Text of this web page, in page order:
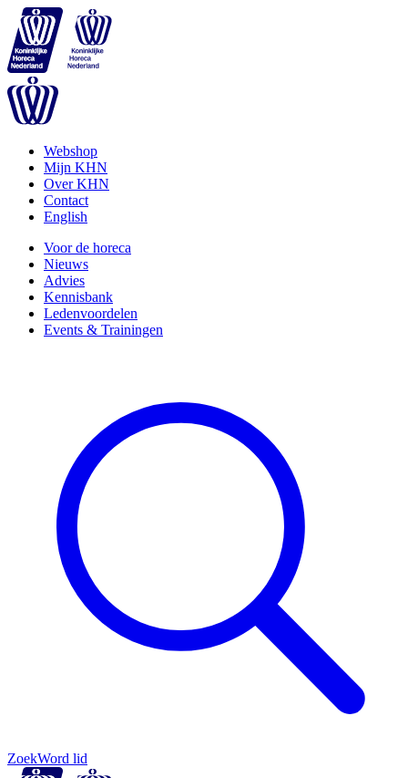
Webshop
Mijn KHN
Over KHN
Contact
English
Voor de horeca
Nieuws
Advies
Kennisbank
Ledenvoordelen
Events & Trainingen
ZoekWord lid